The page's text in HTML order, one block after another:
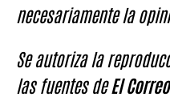
necesariamente la
Se autoriza la
las fuentes deEl